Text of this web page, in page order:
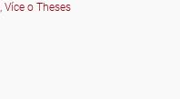
, Více o Theses